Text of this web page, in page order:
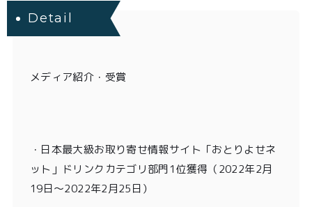
Detail
メディア紹介・受賞
・ 日本最大級お取り寄せ情報サイト「おとりよせネ
ット」ドリンクカテゴリ部門1位獲得 （2022年2月
19日〜2022年2月25日）